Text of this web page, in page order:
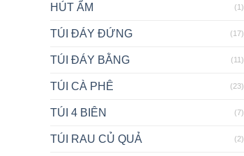
HÚT ẨM (1)
TÚI ĐÁY ĐỨNG (17)
TÚI ĐÁY BẰNG (11)
TÚI CÀ PHÊ (23)
TÚI 4 BIÊN (7)
TÚI RAU CỦ QUẢ (2)